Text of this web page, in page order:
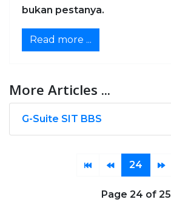
bukan pestanya.
Read more ...
More Articles ...
G-Suite SIT BBS
24
Page 24 of 25